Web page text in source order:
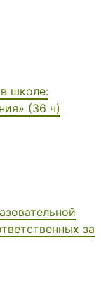
школе:
(36 ч)
за